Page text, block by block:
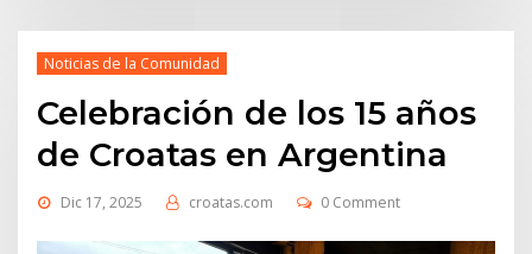
Noticias de la Comunidad
Celebración de los 15 años
de Croatas en Argentina
Dic 17, 2025 croatas.com 0 Comment